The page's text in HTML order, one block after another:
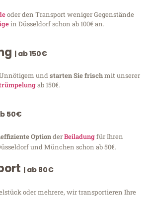
oder den Transport weniger Gegenstände
in Düsseldorf schon ab 100€ an.
| ab 150€
undstarten Sie frischmit unserer
ab 150€.
50€
OptionderBeiladungfür Ihren
und München schon ab 50€.
| ab 80€
oder mehrere, wir transportieren Ihre